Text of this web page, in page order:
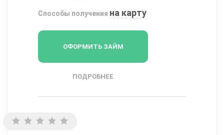
Способы получения на карту
ОФОРМИТЬ ЗАЙМ
ПОДРОБНЕЕ